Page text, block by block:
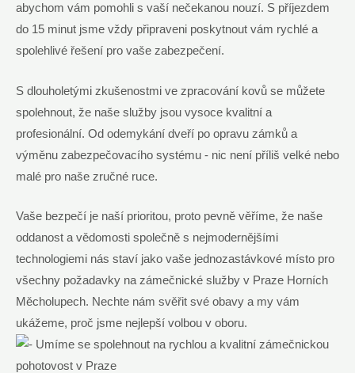
abychom ⁤vám pomohli s vaší nečekanou ‌nouzí. S příjezdem
do 15 minut jsme vždy připraveni poskytnout vám rychlé a
spolehlivé řešení pro‌ vaše zabezpečení.
S dlouholetými zkušenostmi ve zpracování kovů se můžete
spolehnout, že naše služby jsou vysoce‍ kvalitní a
profesionální. Od odemykání dveří po opravu zámků a
výměnu zabezpečovacího systému -⁣ nic není příliš ‌velké nebo
malé pro naše zručné ruce.
Vaše bezpečí je naší prioritou, proto ⁢pevně věříme, že ‍naše
oddanost a vědomosti společně s nejmodernějšími
technologiemi nás staví jako vaše jednozastávkové místo pro
‌všechny požadavky na zámečnické služby v Praze Horních
Měcholupech. Nechte nám svěřit své obavy a my vám
ukážeme, proč jsme nejlepší volbou v oboru.